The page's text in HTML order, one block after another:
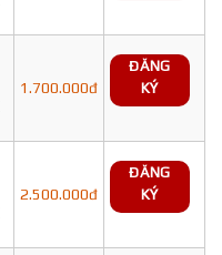
1.700.000đ
ĐĂNG
KÝ
2.500.000đ
ĐĂNG
KÝ